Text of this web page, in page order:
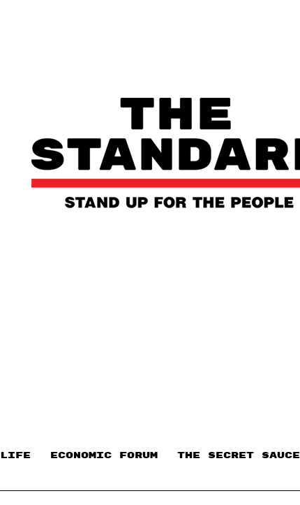
LIFE ECONOMIC FORUM THE SECRET SAUCE​